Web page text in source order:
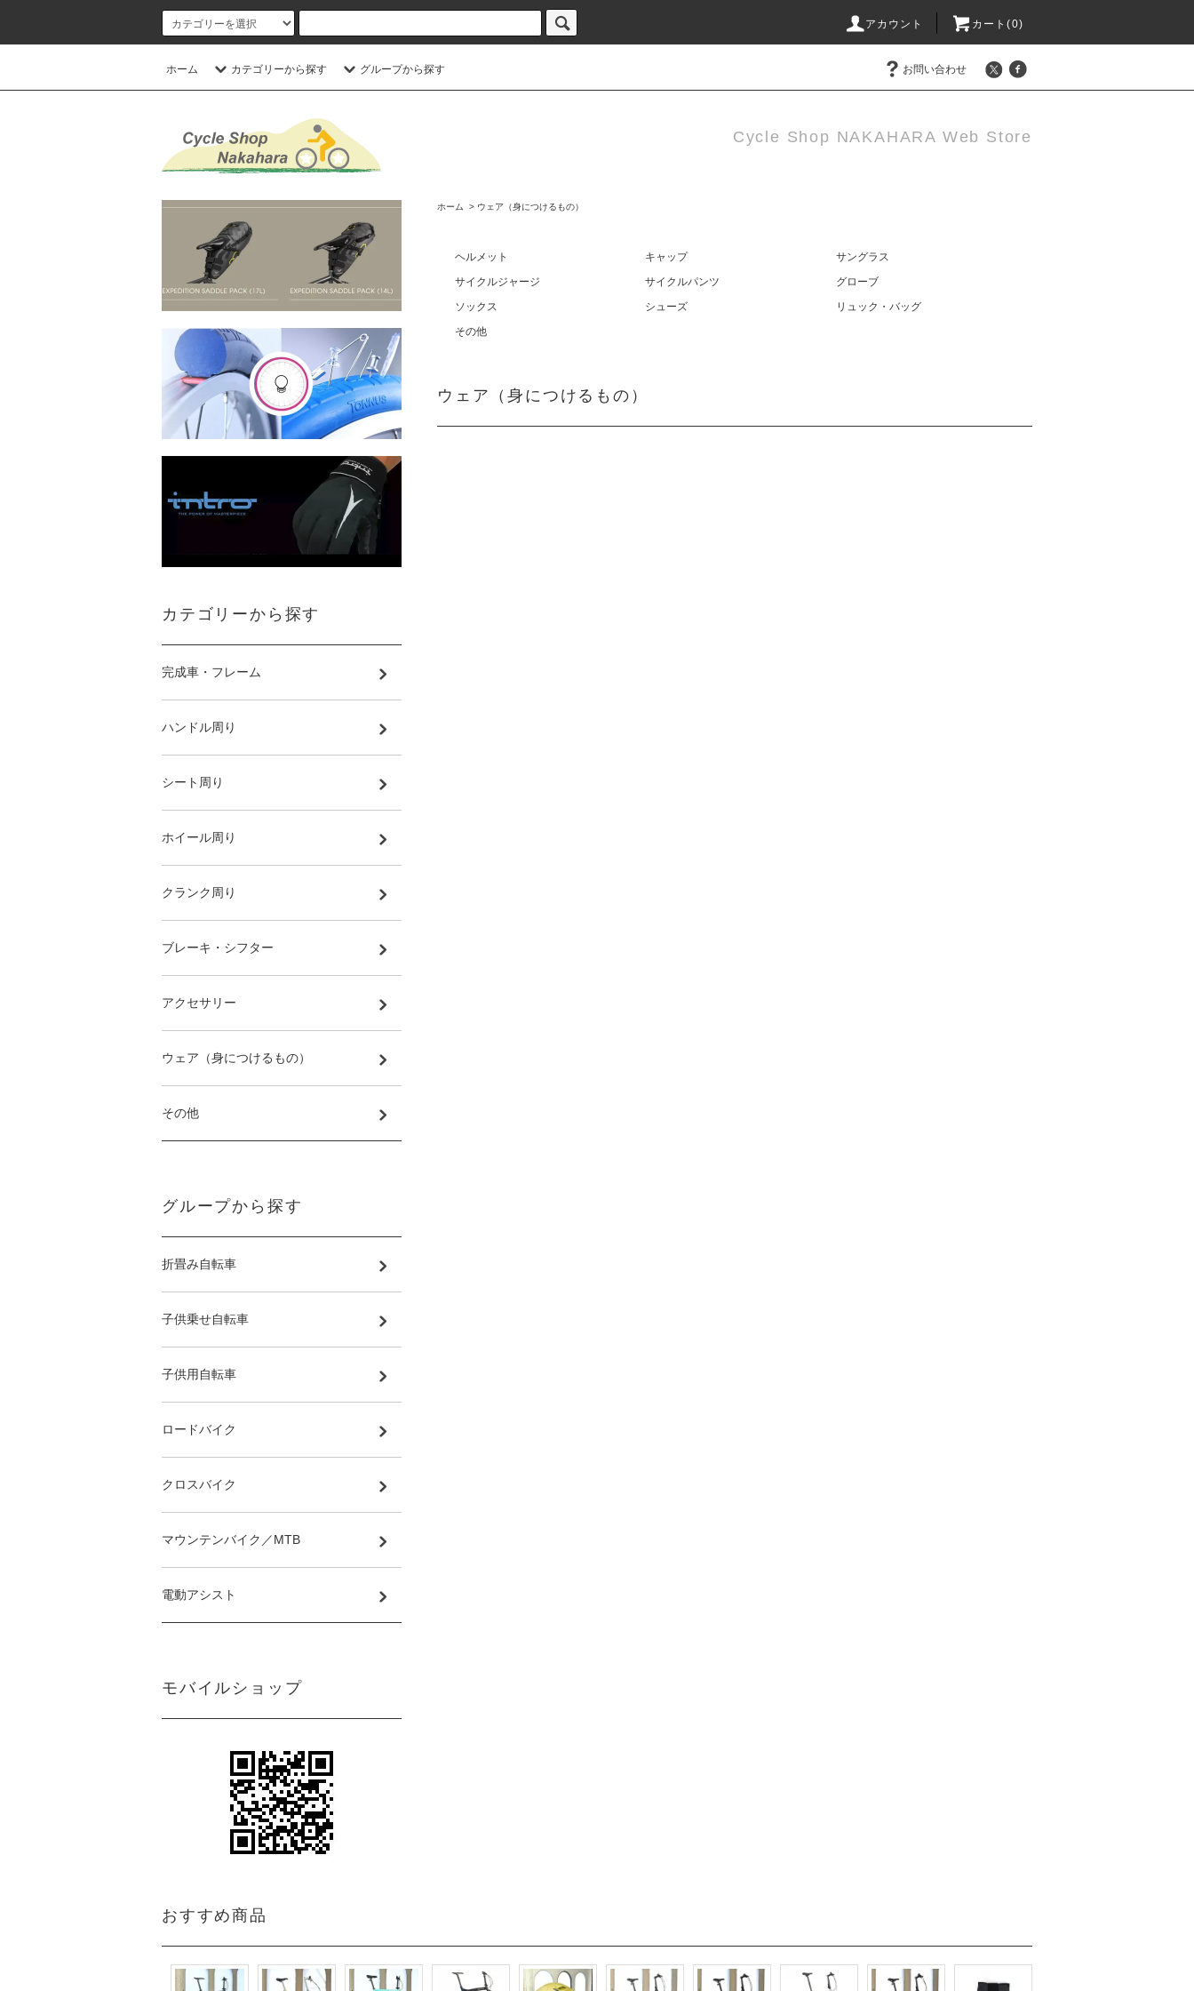
アカウント カート(0)
ホーム カテゴリーから探す グループから探す お問い合わせ
Cycle Shop NAKAHARA Web Store
ホーム > ウェア（身につけるもの）
ヘルメット キャップ
サングラス
サイクルジャージ
サイクルパンツ
グローブ
ソックス
シューズ
リュック・バッグ
その他
ウェア（身につけるもの）
カテゴリーから探す
完成車・フレーム
ハンドル周り
シート周り
ホイール周り
クランク周り
ブレーキ・シフター
アクセサリー
ウェア（身につけるもの）
その他
グループから探す
折畳み自転車
子供乗せ自転車
子供用自転車
ロードバイク
クロスバイク
マウンテンバイク／MTB
電動アシスト
モバイルショップ
おすすめ商品